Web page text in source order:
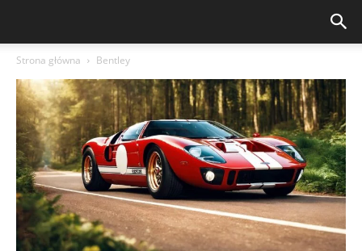
Strona główna Bentley